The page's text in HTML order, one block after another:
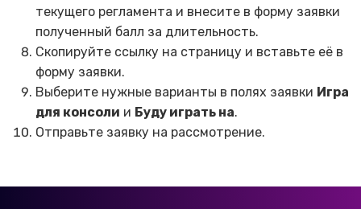
текущего регламента и внесите в форму заявки
полученный балл за длительность.
Скопируйте ссылку на страницу и вставьте её в
форму заявки.
Выберите нужные варианты в полях заявки Игра
для консоли и Буду играть на.
Отправьте заявку на рассмотрение.